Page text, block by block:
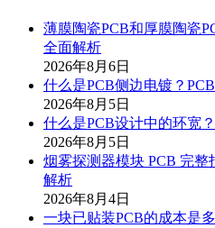
薄膜陶瓷PCB和厚膜陶瓷
全面解析
2026年8月6日
什么是PCB侧边电镀？
2026年8月5日
什么是PCB设计中的环宽
2026年8月5日
烟雾探测器模块 PCB 完
解析
2026年8月4日
一块已贴装PCB的成本是